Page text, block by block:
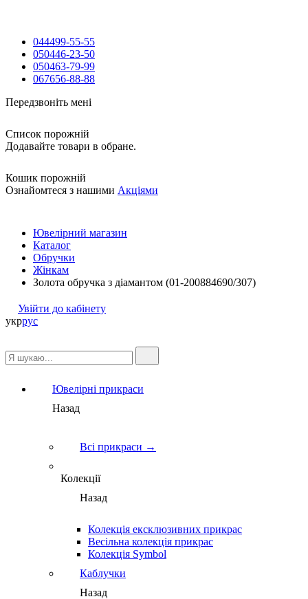
044499-55-55
050446-23-50
050463-79-99
067656-88-88
Передзвоніть мені
Список порожній
Додавайте товари в обране.
Кошик порожній
Ознайомтеся з нашими Акціями
Ювелірний магазин
Каталог
Обручки
Жінкам
Золота обручка з діамантом (01-200884690/307)
Увійти до кабінету
укррус
Ювелірні прикраси
Назад
Всі прикраси →
Колекції
Назад
Колекція ексклюзивних прикрас
Весільна колекція прикрас
Колекція Symbol
Каблучки
Назад